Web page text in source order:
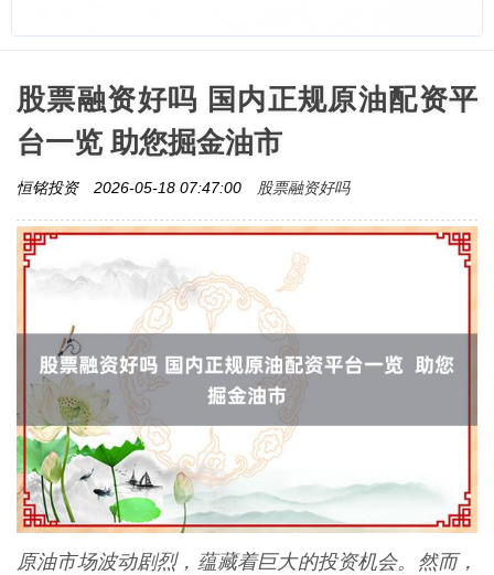
股票融资好吗 国内正规原油配资平
台一览 助您掘金油市
恒铭投资 2026-05-18 07:47:00 股票融资好吗
原油市场波动剧烈，蕴藏着巨大的投资机会。然而，